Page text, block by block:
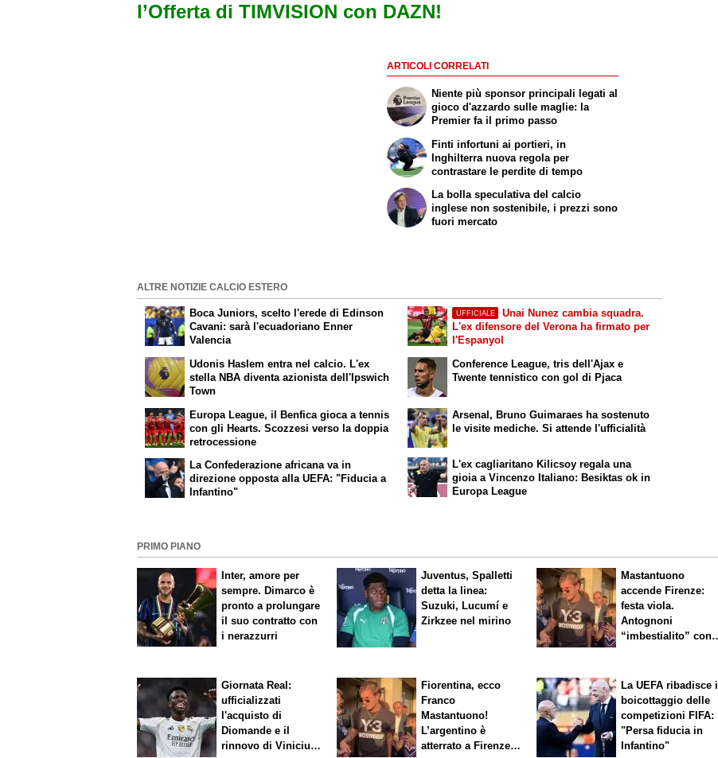
l’Offerta di TIMVISION con DAZN!
ARTICOLI CORRELATI
Niente più sponsor principali legati al
gioco d'azzardo sulle maglie: la
Premier fa il primo passo
Finti infortuni ai portieri, in
Inghilterra nuova regola per
contrastare le perdite di tempo
La bolla speculativa del calcio
inglese non sostenibile, i prezzi sono
fuori mercato
ALTRE NOTIZIE CALCIO ESTERO
Boca Juniors, scelto l'erede di Edinson
Cavani: sarà l'ecuadoriano Enner
Valencia
Udonis Haslem entra nel calcio. L'ex
stella NBA diventa azionista dell'Ipswich
Town
UFFICIALE
Unai Nunez cambia squadra.
L'ex difensore del Verona ha firmato per
l'Espanyol
Conference League, tris dell'Ajax e
Twente tennistico con gol di Pjaca
Europa League, il Benfica gioca a tennis
con gli Hearts. Scozzesi verso la doppia
retrocessione
La Confederazione africana va in
direzione opposta alla UEFA: "Fiducia a
Infantino"
Arsenal, Bruno Guimaraes ha sostenuto
le visite mediche. Si attende l'ufficialità
L'ex cagliaritano Kilicsoy regala una
gioia a Vincenzo Italiano: Besiktas ok in
Europa League
PRIMO PIANO
Inter, amore per
sempre. Dimarco è
pronto a prolungare
il suo contratto con
i nerazzurri
Juventus, Spalletti
detta la linea:
Suzuki, Lucumí e
Zirkzee nel mirino
Mastantuono
accende Firenze:
festa viola.
Antognoni
“imbestialito” con
Giornata Real:
ufficializzati
l'acquisto di
Diomande e il
rinnovo di Vinicius.
Fiorentina, ecco
Franco
Mastantuono!
L’argentino è
atterrato a Firenze,
La UEFA ribadisce il
boicottaggio delle
competizioni FIFA:
"Persa fiducia in
Infantino"